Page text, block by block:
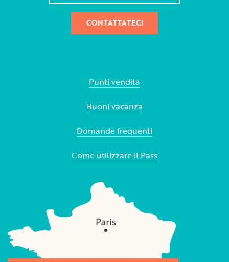
CONTATTATECI
Punti vendita
Buoni vacanza
Domande frequenti
Come utilizzare il Pass